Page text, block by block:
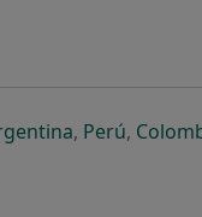
açılıraçılır
bir sekmede açılır
yeni bir
, Perúyeni bir
,